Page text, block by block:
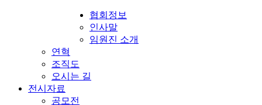
협회정보
인사말
임원진 소개
연혁
조직도
오시는 길
전시자료
공모전